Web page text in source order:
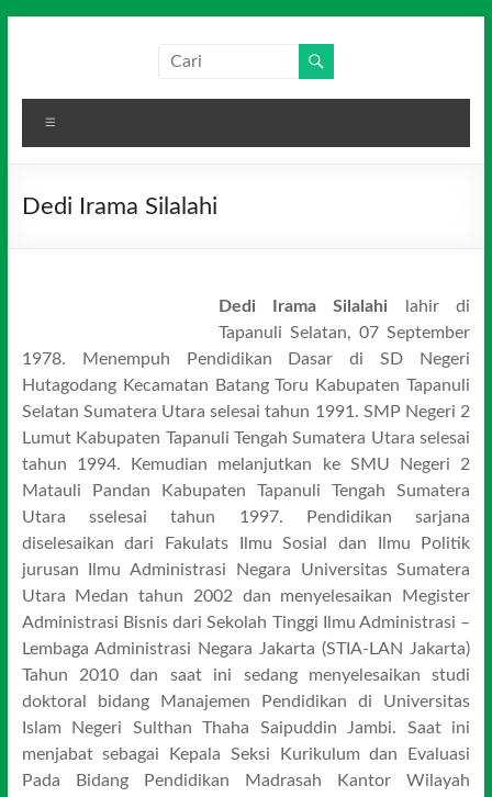
Media
Indonesia
Dedi Irama Silalahi
Dedi Irama Silalahi
lahir di
Tapanuli Selatan, 07 September
1978. Menempuh Pendidikan Dasar di SD Negeri
Hutagodang Kecamatan Batang Toru Kabupaten Tapanuli
Selatan Sumatera Utara selesai tahun 1991. SMP Negeri 2
Lumut Kabupaten Tapanuli Tengah Sumatera Utara selesai
tahun 1994. Kemudian melanjutkan ke SMU Negeri 2
Matauli Pandan Kabupaten Tapanuli Tengah Sumatera
Utara sselesai tahun 1997. Pendidikan sarjana
diselesaikan dari Fakulats Ilmu Sosial dan Ilmu Politik
jurusan Ilmu Administrasi Negara Universitas Sumatera
Utara Medan tahun 2002 dan menyelesaikan Megister
Administrasi Bisnis dari Sekolah Tinggi Ilmu Administrasi –
Lembaga Administrasi Negara Jakarta (STIA-LAN Jakarta)
Tahun 2010 dan saat ini sedang menyelesaikan studi
doktoral bidang Manajemen Pendidikan di Universitas
Islam Negeri Sulthan Thaha Saipuddin Jambi. Saat ini
menjabat sebagai Kepala Seksi Kurikulum dan Evaluasi
Pada Bidang Pendidikan Madrasah Kantor Wilayah